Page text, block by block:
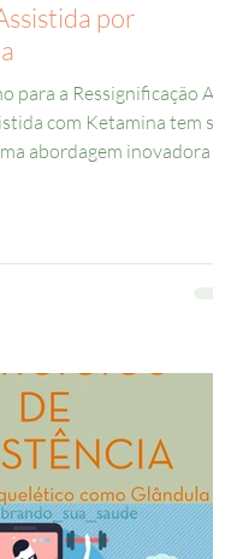
por
para a Ressignificação A
com Ketamina tem se
abordagem inovadora e